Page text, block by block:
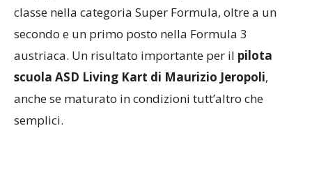
classe nella categoria Super Formula, oltre a un
secondo e un primo posto nella Formula 3
austriaca. Un risultato importante per il pilota
scuola ASD Living Kart di Maurizio Jeropoli,
anche se maturato in condizioni tutt’altro che
semplici.